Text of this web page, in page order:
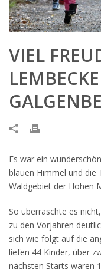
VIEL
Es war ein
blauen Himmel und die
Waldgebiet der Hohen
So überraschte es
zu den Vorjahren
sich wie folgt auf die
liefen 44 Kinder, über
nächsten Starts waren